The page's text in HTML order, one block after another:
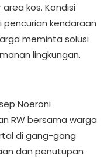
kos. Kondisi
kendaraan
meminta solusi
lingkungan.
Noeroni
RW bersama warga
di gang-gang
dan penutupan